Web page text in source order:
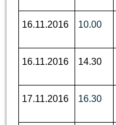
16.11.2016 10.00
16.11.2016 14.30
17.11.2016 16.30